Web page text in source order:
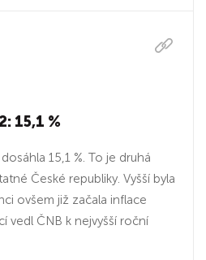
15,1 %
15,1 %. To je druhá
České republiky. Vyšší byla
ovšem již začala inflace
vedl ČNB k nejvyšší roční